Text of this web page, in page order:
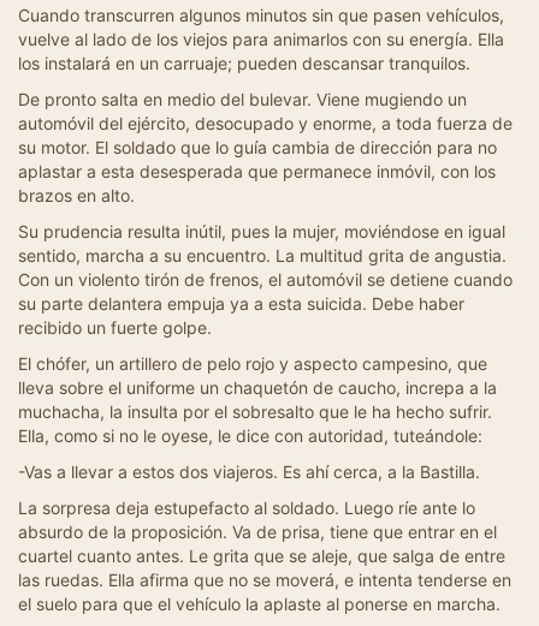
Cuando transcurren algunos minutos sin que pasen vehículos,
vuelve al lado de los viejos para animarlos con su energía. Ella
los instalará en un carruaje; pueden descansar tranquilos.
De pronto salta en medio del bulevar. Viene mugiendo un
automóvil del ejército, desocupado y enorme, a toda fuerza de
su motor. El soldado que lo guía cambia de dirección para no
aplastar a esta desesperada que permanece inmóvil, con los
brazos en alto.
Su prudencia resulta inútil, pues la mujer, moviéndose en igual
sentido, marcha a su encuentro. La multitud grita de angustia.
Con un violento tirón de frenos, el automóvil se detiene cuando
su parte delantera empuja ya a esta suicida. Debe haber
recibido un fuerte golpe.
El chófer, un artillero de pelo rojo y aspecto campesino, que
lleva sobre el uniforme un chaquetón de caucho, increpa a la
muchacha, la insulta por el sobresalto que le ha hecho sufrir.
Ella, como si no le oyese, le dice con autoridad, tuteándole:
-Vas a llevar a estos dos viajeros. Es ahí cerca, a la Bastilla.
La sorpresa deja estupefacto al soldado. Luego ríe ante lo
absurdo de la proposición. Va de prisa, tiene que entrar en el
cuartel cuanto antes. Le grita que se aleje, que salga de entre
las ruedas. Ella afirma que no se moverá, e intenta tenderse en
el suelo para que el vehículo la aplaste al ponerse en marcha.